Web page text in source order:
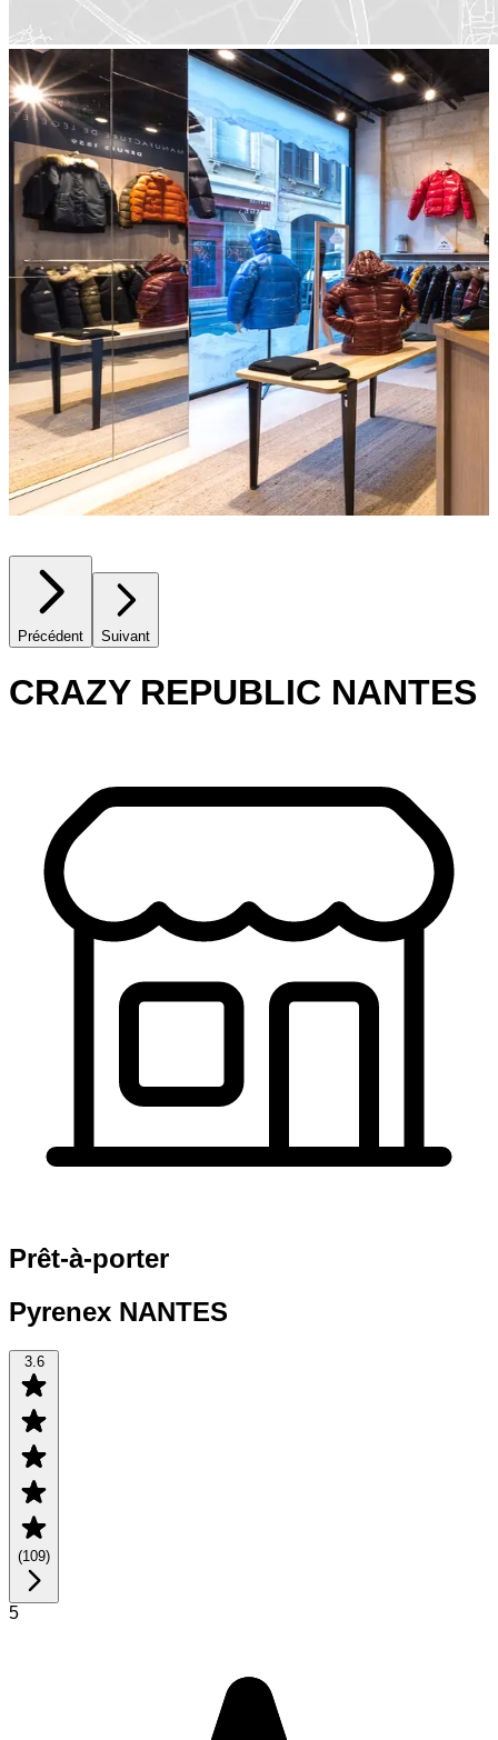
Précédent Suivant
CRAZY REPUBLIC NANTES
Prêt-à-porter
Pyrenex NANTES
3.6
(109)
5